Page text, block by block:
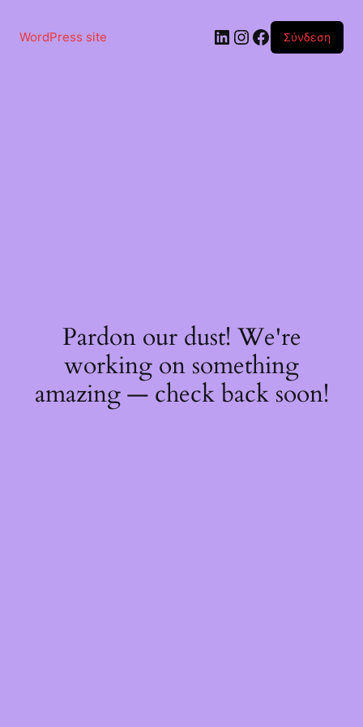
περιεχόμενο
WordPress site Linkedin
Instagram
Facebook
Σύνδεση
Pardon our dust! We're
working on something
amazing — check back soon!